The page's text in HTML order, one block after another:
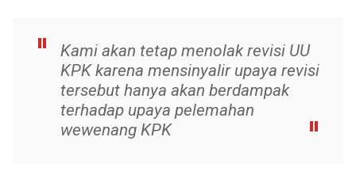
Kami akan tetap menolak revisi UU
KPK karena mensinyalir upaya revisi
tersebut hanya akan berdampak
terhadap upaya pelemahan
wewenang KPK